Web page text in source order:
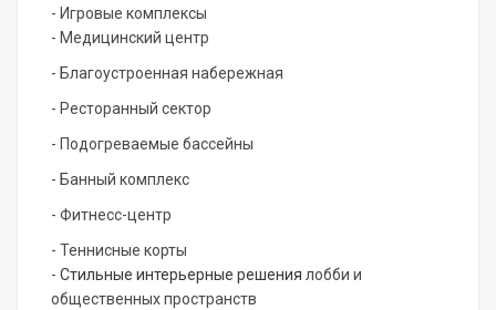
- Игровые комплексы
- Медицинский центр
- Благоустроенная набережная
- Ресторанный сектор
- Подогреваемые бассейны
- Банный комплекс
- Фитнесс-центр
- Теннисные корты
- Стильные интерьерные решения лобби и
общественных пространств